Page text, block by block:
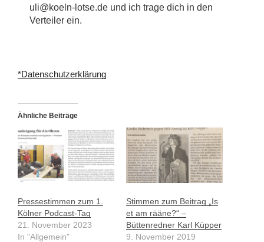
uli@koeln-lotse.de und ich trage dich in den
Verteiler ein.
*Datenschutzerklärung
Ähnliche Beiträge
Pressestimmen zum 1.
Kölner Podcast-Tag
21. November 2023
In "Allgemein"
Stimmen zum Beitrag „Is
et am rääne?“ –
Büttenredner Karl Küpper
9. November 2019